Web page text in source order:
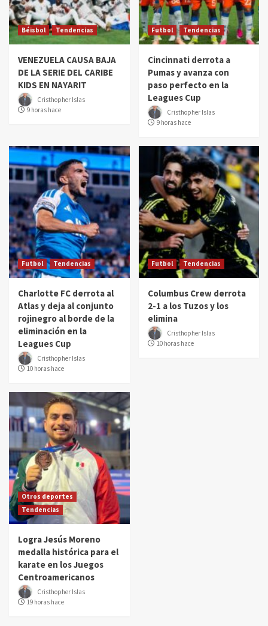
Béisbol Tendencias
VENEZUELA CAUSA BAJA
DE LA SERIE DEL CARIBE
KIDS EN NAYARIT
Cristhopher Islas
9 horas hace
Futbol Tendencias
Cincinnati derrota a
Pumas y avanza con
paso perfecto en la
Leagues Cup
Cristhopher Islas
9 horas hace
Futbol Tendencias
Charlotte FC derrota al
Atlas y deja al conjunto
rojinegro al borde de la
eliminación en la
Leagues Cup
Cristhopher Islas
10 horas hace
Futbol Tendencias
Columbus Crew derrota
2-1 a los Tuzos y los
elimina
Cristhopher Islas
10 horas hace
Otros deportes
Tendencias
Logra Jesús Moreno
medalla histórica para el
karate en los Juegos
Centroamericanos
Cristhopher Islas
19 horas hace